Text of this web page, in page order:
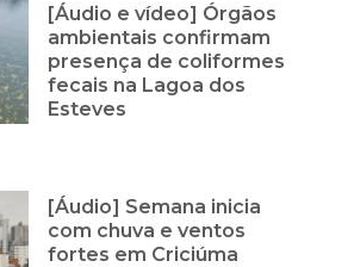
[Áudio e vídeo] Órgãos
ambientais confirmam
presença de coliformes
fecais na Lagoa dos
Esteves
[Áudio] Semana inicia
com chuva e ventos
fortes em Criciúma